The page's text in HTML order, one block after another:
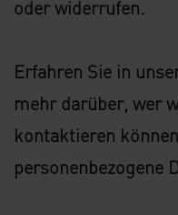
oder widerrufen.
Erfahren Sie in
mehr darüber, wer
kontaktieren
personenbezogene